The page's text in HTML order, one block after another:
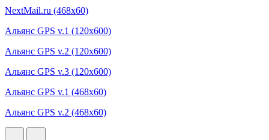
NextMail.ru (468x60)
Альянс GPS v.1 (120x600)
Альянс GPS v.2 (120x600)
Альянс GPS v.3 (120x600)
Альянс GPS v.1 (468x60)
Альянс GPS v.2 (468x60)